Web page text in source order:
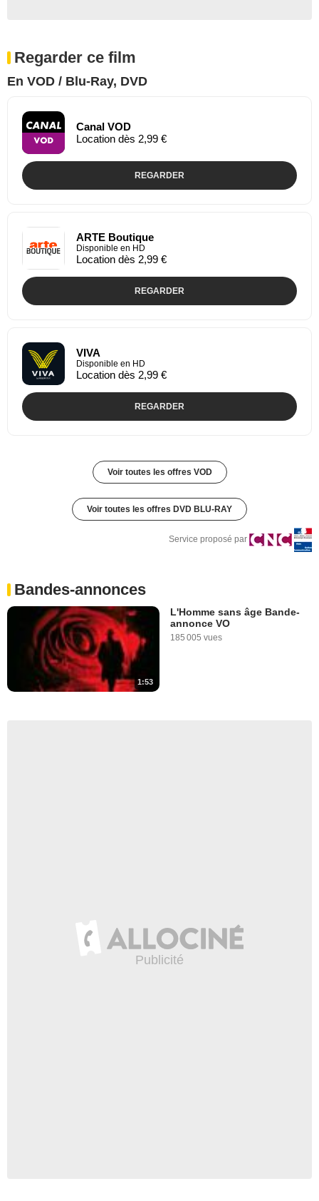
Regarder ce film
En VOD / Blu-Ray, DVD
Canal VOD
Location dès 2,99 €
REGARDER
ARTE Boutique
Disponible en HD
Location dès 2,99 €
REGARDER
VIVA
Disponible en HD
Location dès 2,99 €
REGARDER
Voir toutes les offres VOD
Voir toutes les offres DVD BLU-RAY
Service proposé par
Bandes-annonces
1:53
L'Homme sans âge Bande-
annonce VO
185 005 vues